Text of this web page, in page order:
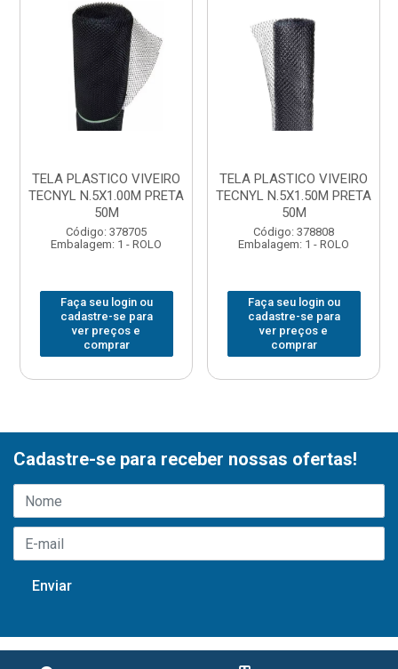
TELA PLASTICO VIVEIRO
TECNYL N.5X1.00M PRETA
50M
Código: 378705
Embalagem: 1 - ROLO
Faça seu login ou
cadastre-se para
ver preços e
comprar
TELA PLASTICO VIVEIRO
TECNYL N.5X1.50M PRETA
50M
Código: 378808
Embalagem: 1 - ROLO
Faça seu login ou
cadastre-se para
ver preços e
comprar
Cadastre-se para receber nossas ofertas!